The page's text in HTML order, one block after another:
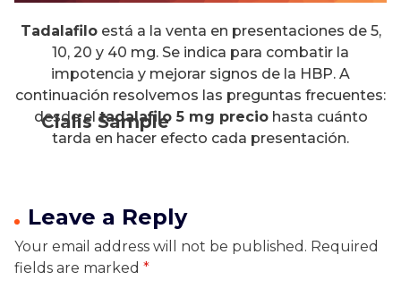
Cialis Sample
Tadalafiloestá a la venta en presentaciones de 5,
10, 20 y 40 mg. Se indica para combatir la
impotencia y mejorar signos de la HBP. A
continuación resolvemos las preguntas frecuentes:
desde eltadalafilo 5 mg preciohasta cuánto
tarda en hacer efecto cada presentación.
Leave a Reply
Your email address will not be published. Required
fields are marked *